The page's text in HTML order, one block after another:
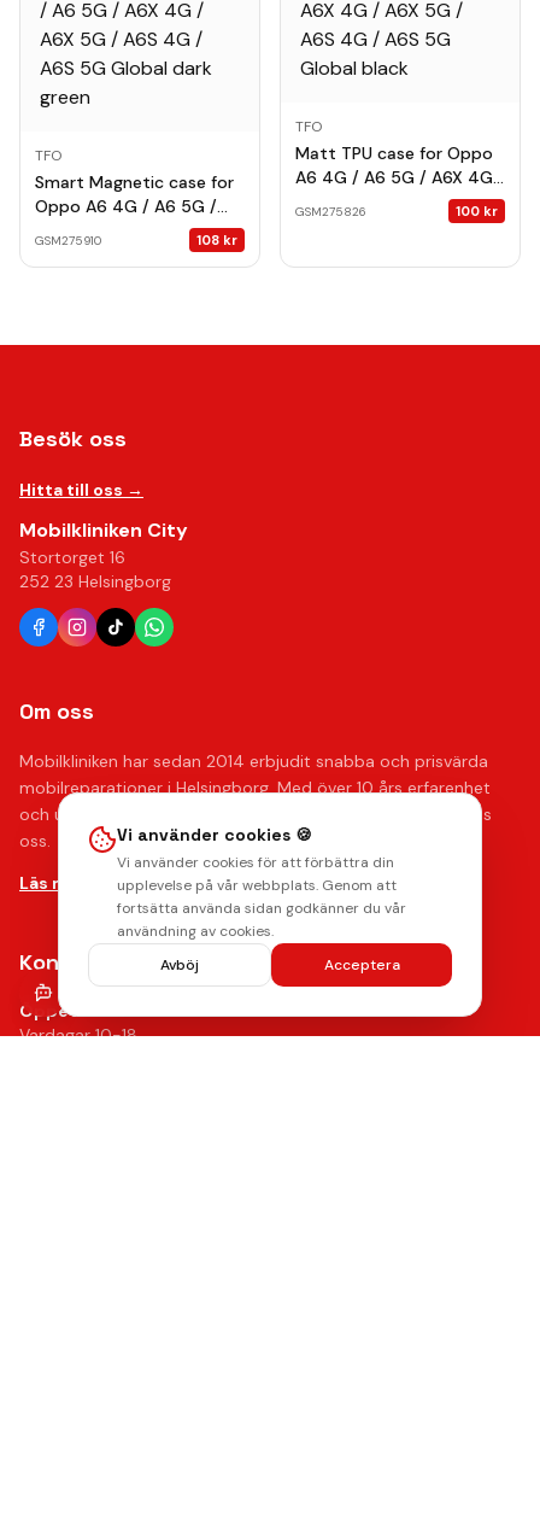
TFO
Smart Magnetic case for
Oppo A6 4G / A6 5G /
A6X 4G / A6X 5G / A6S
4G / A6S 5G Global dark
GSM275910 108 kr
TFO
Matt TPU case for Oppo
A6 4G / A6 5G / A6X 4G /
A6X 5G / A6S 4G / A6S
GSM275826 100 kr
Besök oss
Hitta till oss →
Mobilkliniken City
Stortorget 16
252 23 Helsingborg
Om oss
Mobilkliniken har sedan 2014 erbjudit snabba och prisvärda
mobilreparationer i Helsingborg. Med över 10 års erfarenhet
och upp till 12 månaders garanti kan du känna dig trygg hos
oss.
Läs mer om oss →
Kontakta oss
Öppettider
Vardagar 10-18
Vi använder cookies 🍪
Vi använder cookies för att förbättra din
upplevelse på vår webbplats. Genom att
fortsätta använda sidan godkänner du vår
användning av cookies.
Avböj
Acceptera